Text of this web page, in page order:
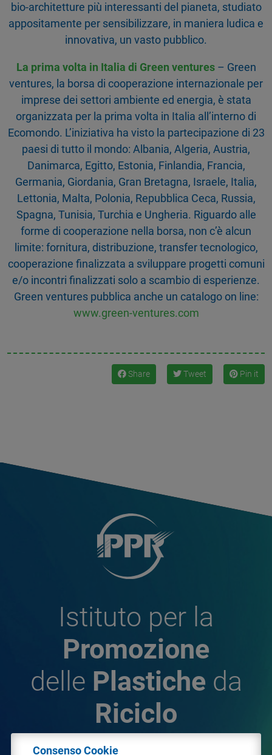
bio-architetture più interessanti del pianeta, studiato
appositamente per sensibilizzare, in maniera ludica e
innovativa, un vasto pubblico.
La prima volta in Italia di Green ventures – Green
ventures, la borsa di cooperazione internazionale per
imprese dei settori ambiente ed energia, è stata
organizzata per la prima volta in Italia all’interno di
Ecomondo. L’iniziativa ha visto la partecipazione di 23
paesi di tutto il mondo: Albania, Algeria, Austria,
Danimarca, Egitto, Estonia, Finlandia, Francia,
Germania, Giordania, Gran Bretagna, Israele, Italia,
Lettonia, Malta, Polonia, Repubblica Ceca, Russia,
Spagna, Tunisia, Turchia e Ungheria. Riguardo alle
forme di cooperazione nella borsa, non c’è alcun
limite: fornitura, distribuzione, transfer tecnologico,
cooperazione finalizzata a sviluppare progetti comuni
e/o incontri finalizzati solo a scambio di esperienze.
Green ventures pubblica anche un catalogo on line:
www.green-ventures.com
Share Tweet Pin it
Istituto per la
Promozione
delle Plastiche da
Riciclo
Consenso Cookie